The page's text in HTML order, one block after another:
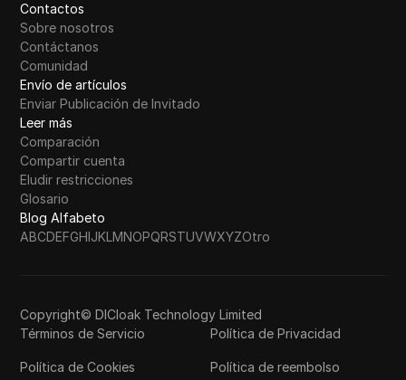
Contactos
Sobre nosotros
Contáctanos
Comunidad
Envío de artículos
Enviar Publicación de Invitado
Leer más
Comparación
Compartir cuenta
Eludir restricciones
Glosario
Blog Alfabeto
ABCDEFGHIJKLMNOPQRSTUVWXYZOtro
Copyright© DICloak Technology Limited
Términos de Servicio
Política de Privacidad
Política de Cookies Política de reembolso